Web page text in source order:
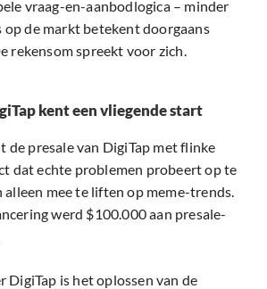
vraag-en-aanbodlogica – minder
op de markt betekent doorgaans
rekensom spreekt voor zich.
kent een vliegende start
de presale van DigiTap met flinke
dat echte problemen probeert op te
alleen mee te liften op meme-trends.
werd $100.000 aan presale-
DigiTap is het oplossen van de